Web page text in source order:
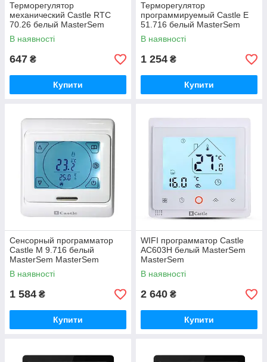
Терморегулятор
механический Castle RTC
70.26 белый MasterSem
MasterSem
В наявності
647 ₴
Купити
Терморегулятор
программируемый Castle Е
51.716 белый MasterSem
MasterSem
В наявності
1 254 ₴
Купити
Сенсорный программатор
Castle M 9.716 белый
MasterSem MasterSem
В наявності
1 584 ₴
Купити
WIFI программатор Castle
AC603H белый MasterSem
MasterSem
В наявності
2 640 ₴
Купити